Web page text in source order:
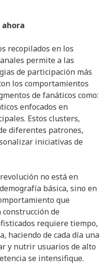
recopilados en los
permite a las
de participación más
los comportamientos
de fanáticos como:
enfocados en
Estos clusters,
diferentes patrones,
iniciativas de
no está en
básica, sino en
que
de
requiere tiempo,
haciendo de cada día una
y nutrir usuarios de alto
se intensifique.